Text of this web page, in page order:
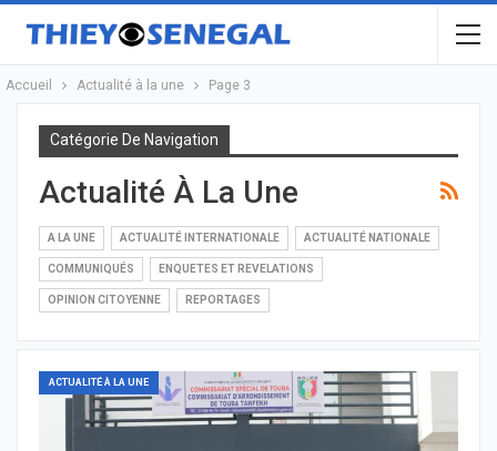
Accueil Actualité à la une Page 3
Catégorie De Navigation
Actualité À La Une
A LA UNE ACTUALITÉ INTERNATIONALE ACTUALITÉ NATIONALE
COMMUNIQUÉS ENQUETES ET REVELATIONS
OPINION CITOYENNE REPORTAGES
ACTUALITÉ À LA UNE